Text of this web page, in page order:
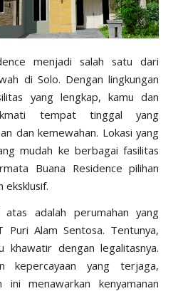
menjadi salah satu dari
di Solo. Dengan lingkungan
yang lengkap, kamu dan
tempat tinggal yang
dan kemewahan. Lokasi yang
mudah ke berbagai fasilitas
Buana Residence pilihan
eksklusif.
adalah perumahan yang
Puri Alam Sentosa. Tentunya,
dengan legalitasnya.
kepercayaan yang terjaga,
ini menawarkan kenyamanan